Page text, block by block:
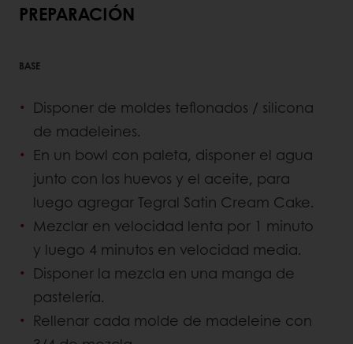
PREPARACIÓN
BASE
Disponer de moldes teflonados / silicona
de madeleines.
En un bowl con paleta, disponer el agua
junto con los huevos y el aceite, para
luego agregar Tegral Satin Cream Cake.
Mezclar en velocidad lenta por 1 minuto
y luego 4 minutos en velocidad media.
Disponer la mezcla en una manga de
pastelería.
Rellenar cada molde de madeleine con